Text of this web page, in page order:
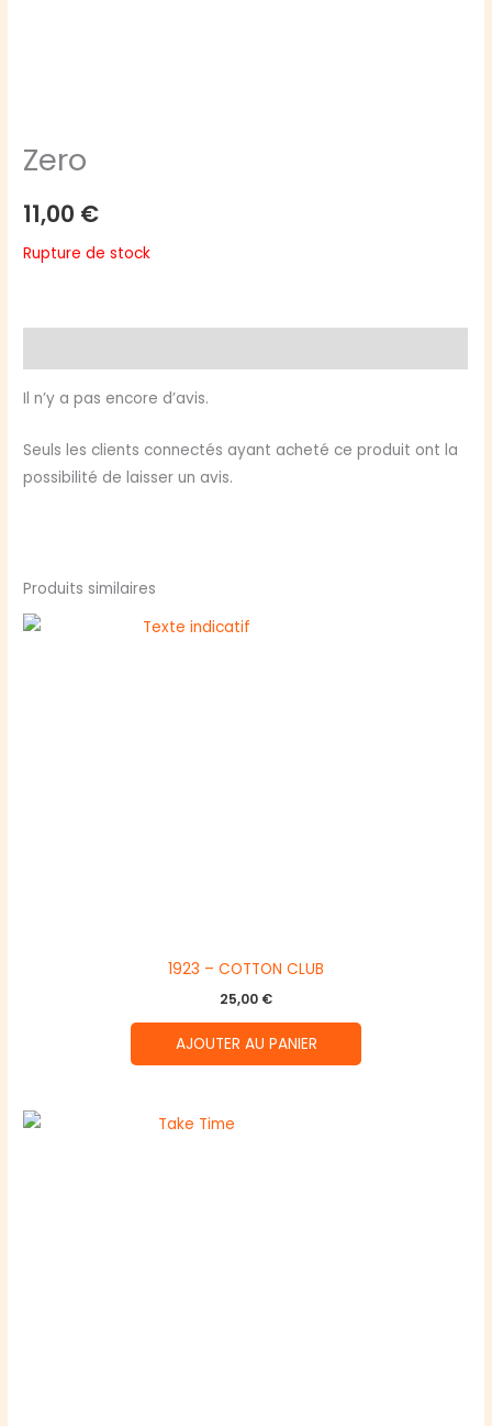
Zero
11,00 €
Rupture de stock
Il n’y a pas encore d’avis.
Seuls les clients connectés ayant acheté ce produit ont la
possibilité de laisser un avis.
Produits similaires
1923 – COTTON CLUB
25,00 €
AJOUTER AU PANIER